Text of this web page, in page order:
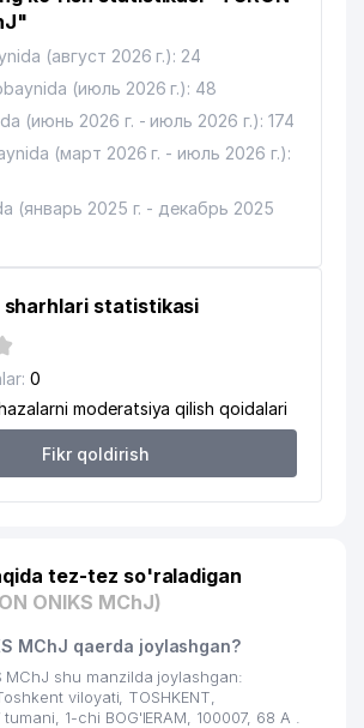
VA HARBIY
BOSHQARMASI
MChJ 388 м
VILOYAT PEDAGOGLARNI
INSTITUTI
AJ
MChJ 485 м
TRANSPORTATION
MChJ
MARKAZI
TATAR MILLIY
MARKAZI
(август 2026 г.): 24
(июль 2026 г.): 48
(июнь 2026 г. - июль 2026 г.): 174
(март 2026 г. - июль 2026 г.):
(январь 2025 г. - декабрь 2025
sharhlari statistikasi
0
moderatsiya qilish qoidalari
Fikr qoldirish
tez-tez so'raladigan
ONIKS MChJ)
MChJ qaerda joylashgan?
MChJ shu manzilda joylashgan:
viloyati, TOSHKENT,
tumani, 1-chi BOG'IERAM, 100007, 68 А .